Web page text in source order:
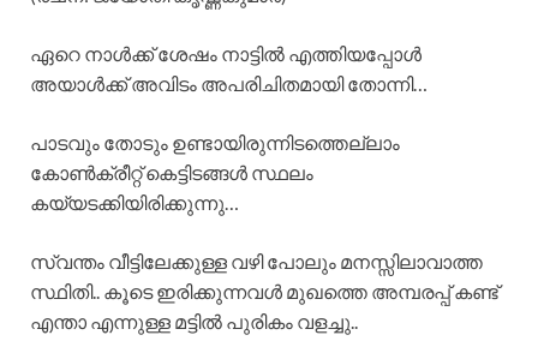
ഏറെ നാൾക്ക് ശേഷം നാട്ടിൽ എത്തിയപ്പോൾ
അയാൾക്ക് അവിടം അപരിചിതമായി തോന്നി…
പാടവും തോടും ഉണ്ടായിരുന്നിടത്തെല്ലാം
കോൺക്രീറ്റ് കെട്ടിടങ്ങൾ സ്ഥലം
കയ്യടക്കിയിരിക്കുന്നു…
സ്വന്തം വീട്ടിലേക്കുള്ള വഴി പോലും മനസ്സിലാവാത്ത
സ്ഥിതി.. കൂടെ ഇരിക്കുന്നവൾ മുഖത്തെ അമ്പരപ്പ് കണ്ട്
എന്താ എന്നുള്ള മട്ടിൽ പുരികം വളച്ചു..